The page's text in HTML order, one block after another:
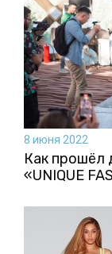
8 июня 2022
Как прошёл
«UNIQUE